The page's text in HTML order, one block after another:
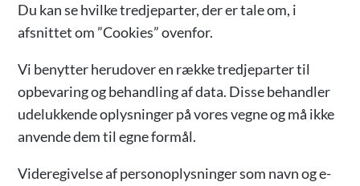
Du kan se hvilke tredjeparter, der er tale om, i
afsnittet om ”Cookies” ovenfor.
Vi benytter herudover en række tredjeparter til
opbevaring og behandling af data. Disse behandler
udelukkende oplysninger på vores vegne og må ikke
anvende dem til egne formål.
Videregivelse af personoplysninger som navn og e-